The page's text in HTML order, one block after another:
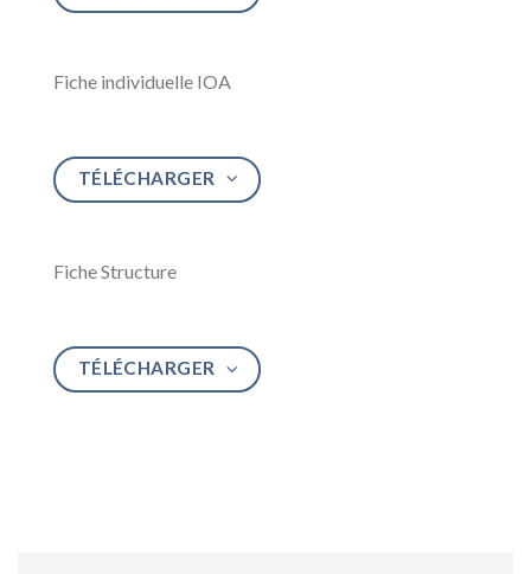
Fiche individuelle IOA
TÉLÉCHARGER
Fiche Structure
TÉLÉCHARGER